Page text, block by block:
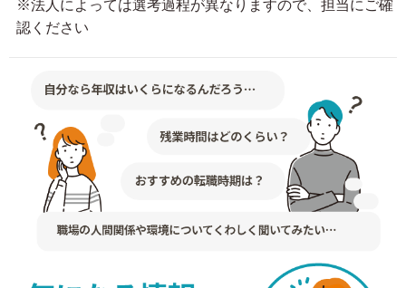
※法人によっては選考過程が異なりますので、担当にご確
認ください